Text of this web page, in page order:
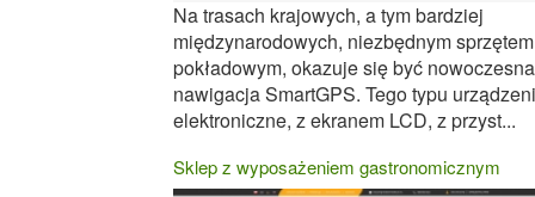
Na trasach krajowych, a tym bardziej
międzynarodowych, niezbędnym sprzętem
pokładowym, okazuje się być nowoczesna
nawigacja SmartGPS. Tego typu
elektroniczne, z ekranem LCD, z przyst...
Sklep z wyposażeniem gastronomicznym